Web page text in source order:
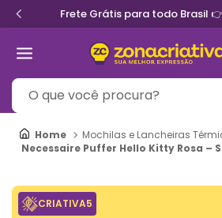
Frete Grátis para todo Brasil
O que você procura?
Mochilas e Lancheiras
Necessaire Puffer Hello Kitty Rosa –
CRIATIVA5